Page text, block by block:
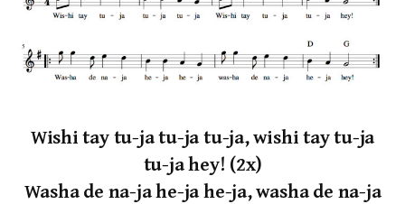
Wishi tay tu-ja tu-ja tu-ja, wishi tay tu-ja
tu-ja hey! (2x)
Washa de na-ja he-ja he-ja, washa de na-ja